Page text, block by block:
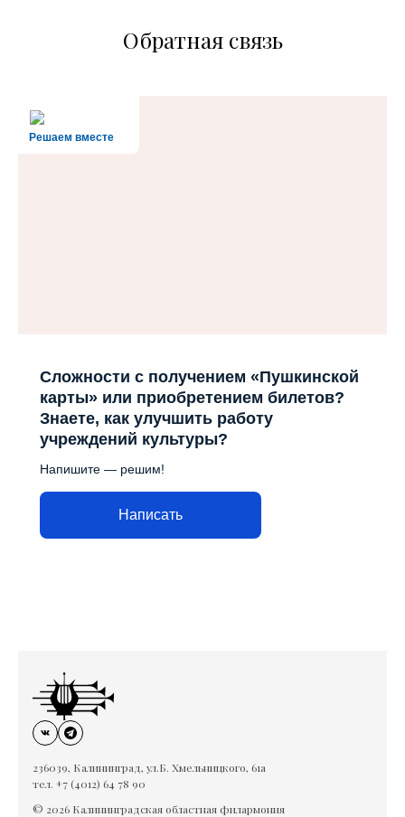
Обратная связь
Решаем вместе
Сложности с получением «Пушкинской
карты» или приобретением билетов?
Знаете, как улучшить работу
учреждений культуры?
Напишите — решим!
Написать
236039, Калининград, ул.Б. Хмельницкого, 61а
тел. +7 (4012) 64 78 90
© 2026 Калининградская областная филармония